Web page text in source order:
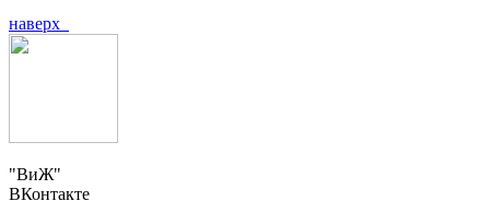
наверх
"ВиЖ"
ВКонтакте